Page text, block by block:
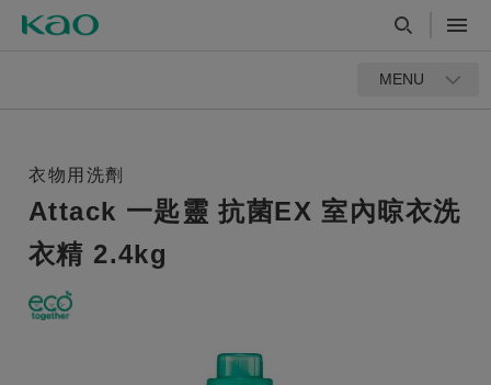
MENU
衣物用洗劑
Attack 一匙靈 抗菌EX 室內晾衣洗
衣精 2.4kg